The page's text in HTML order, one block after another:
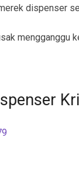
dispenser
mengganggu